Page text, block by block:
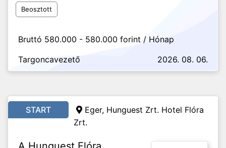
Beosztott
Bruttó 580.000 - 580.000 forint / Hónap
Targoncavezető
2026. 08. 06.
START
Eger, Hunguest Zrt. Hotel Flóra
Zrt.